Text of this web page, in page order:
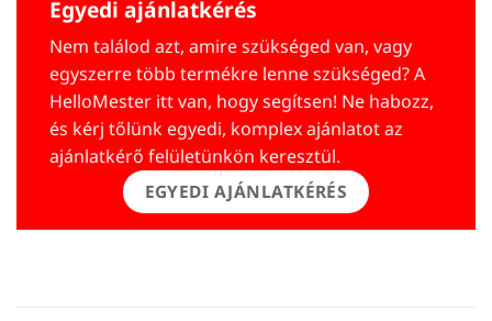
Egyedi ajánlatkérés
Nem találod azt, amire szükséged van, vagy
egyszerre több termékre lenne szükséged? A
HelloMester itt van, hogy segítsen! Ne habozz,
és kérj tőlünk egyedi, komplex ajánlatot az
ajánlatkérő felületünkön keresztül.
EGYEDI AJÁNLATKÉRÉS